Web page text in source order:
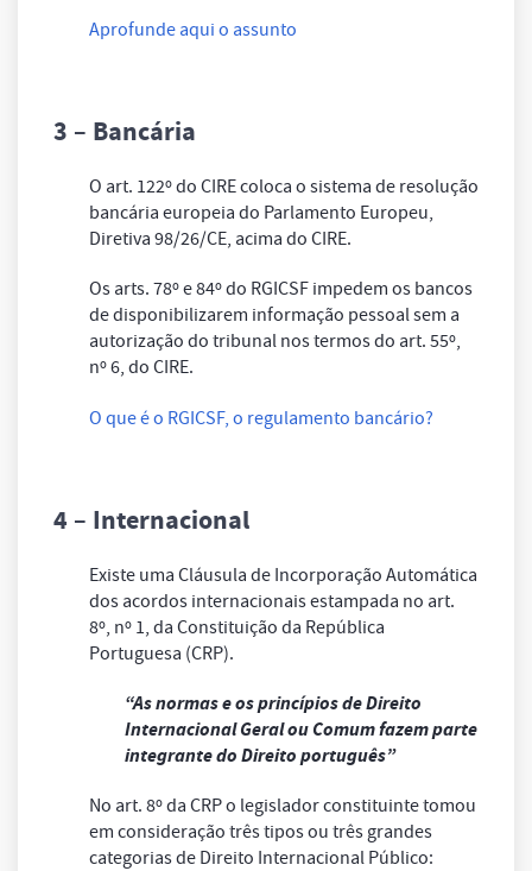
Aprofunde aqui o assunto
3 – Bancária
O art. 122º do CIRE coloca o sistema de resolução
bancária europeia do Parlamento Europeu,
Diretiva 98/26/CE, acima do CIRE.
Os arts. 78º e 84º do RGICSF impedem os bancos
de disponibilizarem informação pessoal sem a
autorização do tribunal nos termos do art. 55º,
nº 6, do CIRE.
O que é o RGICSF, o regulamento bancário?
4 – Internacional
Existe uma Cláusula de Incorporação Automática
dos acordos internacionais estampada no art.
8º, nº 1, da Constituição da República
Portuguesa (CRP).
“As normas e os princípios de Direito
Internacional Geral ou Comum fazem parte
integrante do Direito português”
No art. 8º da CRP o legislador constituinte tomou
em consideração três tipos ou três grandes
categorias de Direito Internacional Público: